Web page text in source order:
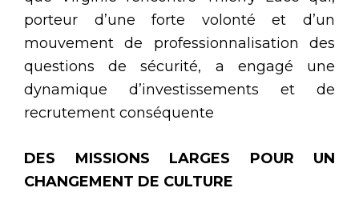
porteur d’une forte volonté et d’un
mouvement de professionnalisation des
questions de sécurité, a engagé une
dynamique d’investissements et de
recrutement conséquente
DES MISSIONS LARGES POUR UN
CHANGEMENT DE CULTURE